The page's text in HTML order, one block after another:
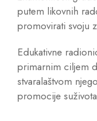
putem likovnih
promovirati svoju
Edukativne
primarnim ciljem
stvaralaštvom
promocije